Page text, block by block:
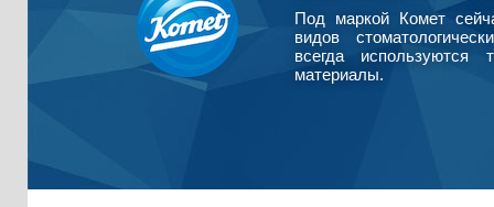
Под маркой Комет
видов
всегда используются
материалы.